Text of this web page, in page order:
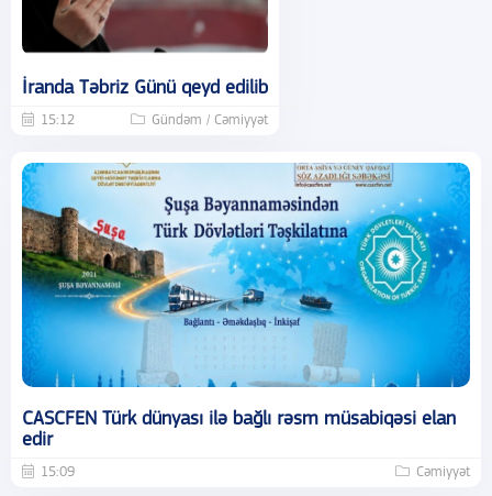
İranda Təbriz Günü qeyd edilib
15:12 Gündəm / Cəmiyyət
CASCFEN Türk dünyası ilə bağlı rəsm müsabiqəsi elan
edir
15:09 Cəmiyyət